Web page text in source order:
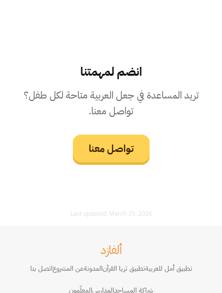
انضم لمهمتنا
تريد المساعدة في جعل العربية متاحة لكل طفل؟
تواصل معنا.
تواصل معنا
Last updated: March 25, 2026
ألفازد
تطبيق أمل للعربيةتطبيق ثريا القرآنالمدونةعن المشروعاتصل بنا
شراكة المساجدالمدارسالمعلّمون